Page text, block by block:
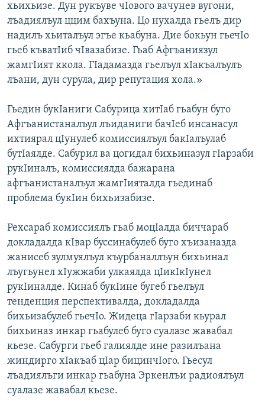
хьихьизе. Дун рукъуве чIового вачунев вугони,
лъадиялъул ццим бахъуна. Цо нухалда гьелъ дир
надилъ хьиталъул эгъе кьабуна. Дие бокьун гьечIо
гьеб къватIиб чIвазабизе. Гьаб Афгъаниязул
жамгIият ккола. ГIадамазда гьелъул хIакъалъулъ
лъани, дун сурула, дир репутация хола.»
Гьедин букIаниги Сабурица хитIаб гьабун буго
Афгъанистаналъул лъиданиги бачIеб инсанасул
ихтиярал цIунулеб комиссиялъул бакIалъулаб
бутIаялде. Сабурил ва цогидал бихьиназул гIарзаби
рукIиналъ, комиссиялда бажарана
афгъанистаналъул жамгIияталда гьединаб
проблема букIин бихьизабизе.
Рехсараб комиссиялъ гьаб моцIалда биччараб
докладалда кIвар буссинабулеб буго хъизаназда
жанисеб зулмуялъул къурбаналлъун бихьинал
лъугьунел хIужжаби улкаялда цIикIкIунел
рукIиналде. Кинаб букIине бугеб гьелъул
тенденция перспективалда, докладалда
бихьизабулеб гьечIо. Жидеца гIарзаби кьурал
бихьиназ инкар гьабулеб буго суалазе жавабал
кьезе. Сабурги гьеб галиялде ине разилъана
жиндирго хIакъаб цIар бицинчIого. Гьесул
лъадиялъги инкар гьабуна Эркенлъи радиоялъул
суалазе жавабал кьезе.